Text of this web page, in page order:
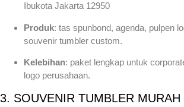
Ibukota Jakarta 12950
Produk: tas spunbond, agenda, pulpen
souvenir tumbler custom.
Kelebihan: paket lengkap untuk
logo perusahaan.
3. SOUVENIR TUMBLER MURAH